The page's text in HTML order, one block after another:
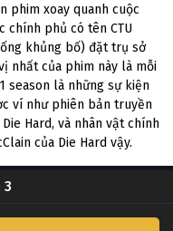
phim xoay quanh cuộc
chính phủ có tên CTU
khủng bố) đặt trụ sở
nhất của phim này là mỗi
season là những sự kiện
ví như phiên bản truyền
Hard, và nhân vật chính
của Die Hard vậy.
3